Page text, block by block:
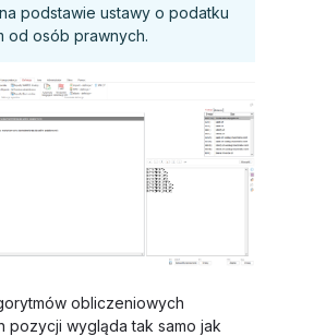
podstawie ustawy o podatku
od osób prawnych.
obliczeniowych
pozycji wygląda tak samo jak